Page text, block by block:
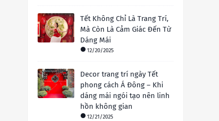
Tết Không Chỉ Là Trang Trí,
Mà Còn Là Cảm Giác Đến Từ
Dáng Mái
12/20/2025
Decor trang trí ngày Tết
phong cách Á Đông – Khi
dáng mái ngói tạo nên linh
hồn không gian
12/21/2025